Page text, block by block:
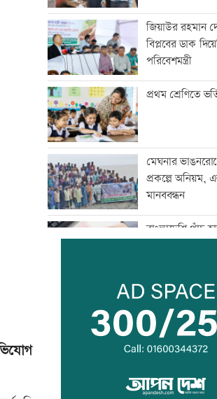
জিয়াউর রহমান
বিপ্লবের ডাক
পরিবেশমন্ত্রী
প্রথম শ্রেণিতে
মেঘনার
প্রকল্পে অনিয়ম,
মানববন্ধন
বাংলাদেশি পাঁচ
স্বর্ণ খাতকে
আনছে সরকার,
মন্ত্রণালয়
অস্ট্রেলিয়ার নতুন